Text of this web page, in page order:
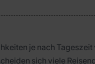
je nach Tageszeit
sich viele